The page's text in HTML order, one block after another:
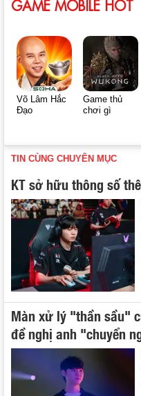
GAME MOBILE HOT
Võ Lâm Hắc
Đạo
Game thủ
chơi gì
TIN CÙNG CHUYÊN MỤC
KT sở hữu thông số
Màn xử lý "thần sầu"
đề nghị anh "chuyển